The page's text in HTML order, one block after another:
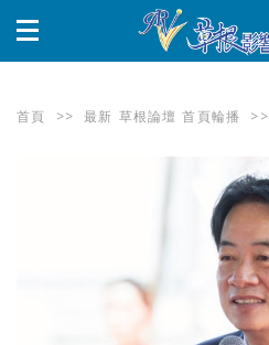
首頁 >> 最新 草根論壇 首頁輪播 >>